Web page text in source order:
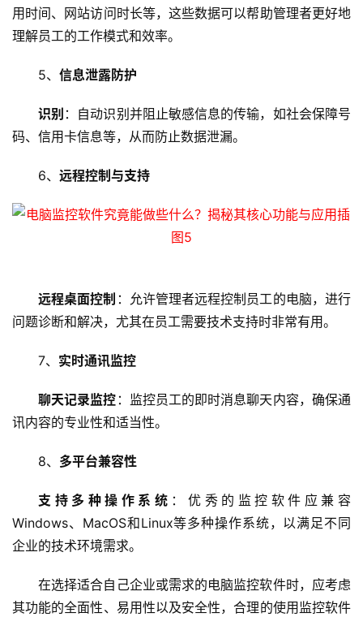
程
务
站
运
安
n
用时间、网站访问时长等，这些数据可以帮助管理者更好地
理解员工的工作模式和效率。
5、 信息泄露防护
识别 ：自动识别并阻止敏感信息的传输，如社会保障号
码、信用卡信息等，从而防止数据泄漏。
6、 远程控制与支持
远程桌面控制 ：允许管理者远程控制员工的电脑，进行
问题诊断和解决，尤其在员工需要技术支持时非常有用。
7、 实时通讯监控
聊天记录监控 ：监控员工的即时消息聊天内容，确保通
讯内容的专业性和适当性。
8、 多平台兼容性
支持多种操作系统 ：优秀的监控软件应兼容
Windows、MacOS和Linux等多种操作系统，以满足不同
企业的技术环境需求。
在选择适合自己企业或需求的电脑监控软件时，应考虑
其功能的全面性、易用性以及安全性，合理的使用监控软件